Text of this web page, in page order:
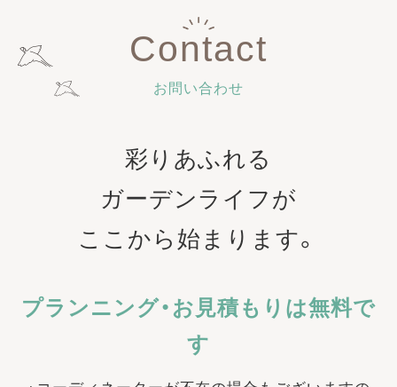
Contact
お問い合わせ
彩りあふれる
ガーデンライフが
ここから始まります。
プランニング・お見積もりは無料で
す